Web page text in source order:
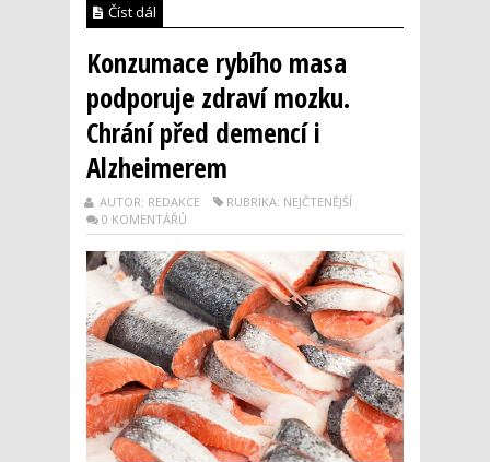
Číst dál
Konzumace rybího masa
podporuje zdraví mozku.
Chrání před demencí i
Alzheimerem
AUTOR: REDAKCE
RUBRIKA: NEJČTENĚJŠÍ
0 KOMENTÁŘŮ